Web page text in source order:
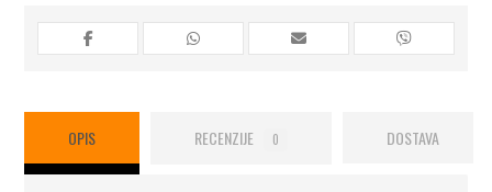
OPIS RECENZIJE 0 DOSTAVA